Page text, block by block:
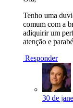
Tenho uma
comum com a
adiquirir um
atenção e
Responder
30 de